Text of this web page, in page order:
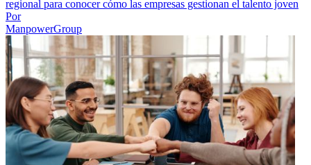
regional para conocer cómo las empresas gestionan el talento joven
Por
ManpowerGroup